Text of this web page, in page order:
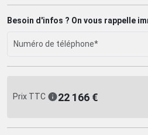
Besoin d'infos ? On vous rappelle
Prix TTC 22 166 €